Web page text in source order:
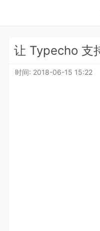
让 Typecho 支
时间: 2018-06-15 15:22